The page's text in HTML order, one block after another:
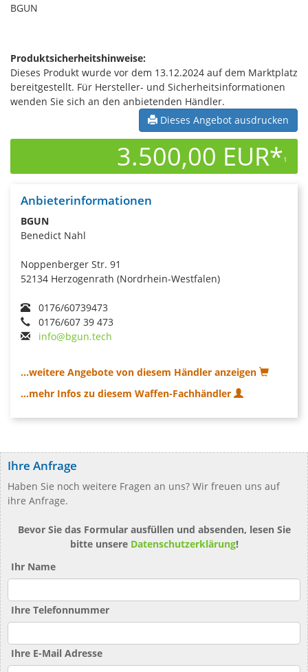
BGUN
Produktsicherheitshinweise:
Dieses Produkt wurde vor dem 13.12.2024 auf dem Marktplatz
bereitgestellt. Für Hersteller- und Sicherheitsinformationen
wenden Sie sich an den anbietenden Händler.
Dieses Angebot ausdrucken
3.500,00 EUR*1
Anbieterinformationen
BGUN
Benedict Nahl
Noppenberger Str. 91
52134 Herzogenrath (Nordrhein-Westfalen)
0176/60739473
0176/607 39 473
info@bgun.tech
...weitere Angebote von diesem Händler anzeigen
...mehr Infos zu diesem Waffen-Fachhändler
Ihre Anfrage
Haben Sie noch weitere Fragen an uns? Wir freuen uns auf
ihre Anfrage.
Bevor Sie das Formular ausfüllen und absenden, lesen Sie
bitte unsere Datenschutzerklärung!
Ihr Name
Ihre Telefonnummer
Ihre E-Mail Adresse